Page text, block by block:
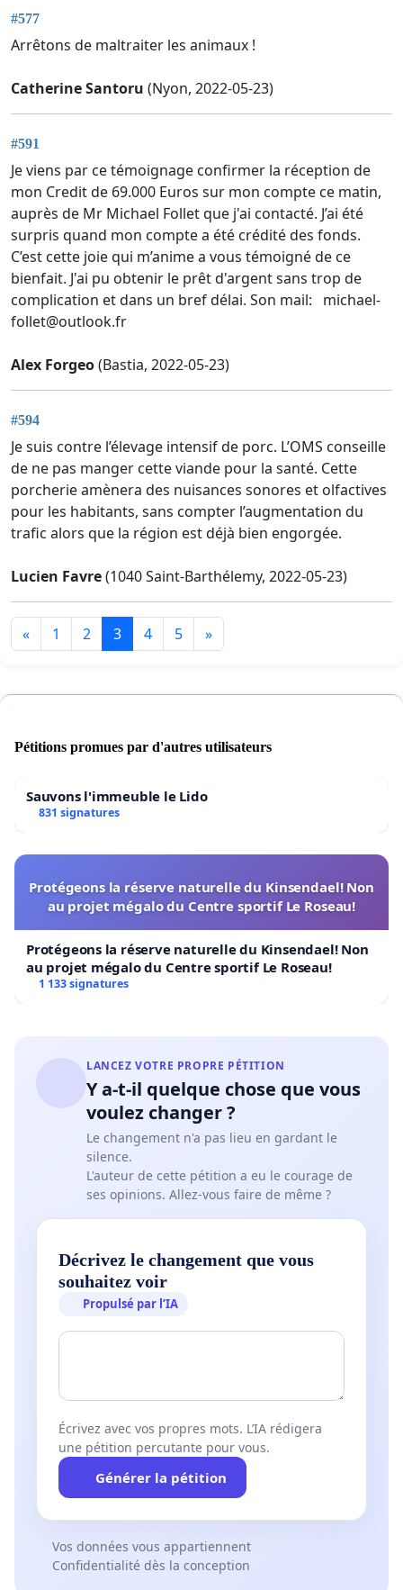
#577
Arrêtons de maltraiter les animaux !
Catherine Santoru (Nyon, 2022-05-23)
#591
Je viens par ce témoignage confirmer la réception de
mon Credit de 69.000 Euros sur mon compte ce matin,
auprès de Mr Michael Follet que j'ai contacté. J’ai été
surpris quand mon compte a été crédité des fonds.
C’est cette joie qui m’anime a vous témoigné de ce
bienfait. J'ai pu obtenir le prêt d'argent sans trop de
complication et dans un bref délai. Son mail: michael-
follet@outlook.fr
Alex Forgeo(Bastia, 2022-05-23)
#594
Je suis contre l’élevage intensif de porc. L’OMS conseille
de ne pas manger cette viande pour la santé. Cette
porcherie amènera des nuisances sonores et olfactives
pour les habitants, sans compter l’augmentation du
trafic alors que la région est déjà bien engorgée.
Lucien Favre(1040 Saint-Barthélemy, 2022-05-23)
« 1 2 3 4 5 »
Pétitions promues par d'autres utilisateurs
Sauvons l'immeuble le Lido
831 signatures
Protégeons la réserve naturelle du Kinsendael! Non
au projet mégalo du Centre sportif Le Roseau!
Protégeons la réserve naturelle du Kinsendael! Non
au projet mégalo du Centre sportif Le Roseau!
1 133 signatures
LANCEZ VOTRE PROPRE PÉTITION
Y a-t-il quelque chose que vous
voulez changer ?
Le changement n'a pas lieu en gardant le
silence.
L'auteur de cette pétition a eu le courage de
ses opinions. Allez-vous faire de même ?
Décrivez le changement que vous
souhaitez voir
Propulsé par l’IA
Écrivez avec vos propres mots. L’IA rédigera
une pétition percutante pour vous.
Générer la pétition
Vos données vous appartiennent
Confidentialité dès la conception